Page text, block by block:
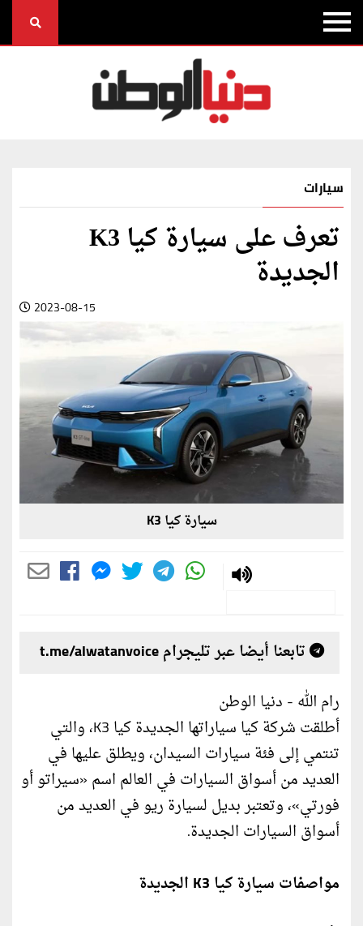
سيارات
تعرف على سيارة كيا K3
الجديدة
2023-08-15
سيارة كيا K3
تابعنا أيضا عبر تليجرام t.me/alwatanvoice
رام الله - دنيا الوطن
أطلقت شركة كيا سياراتها الجديدة كيا K3، والتي
تنتمي إلى فئة سيارات السيدان، ويطلق عليها في
العديد من أسواق السيارات في العالم اسم «سيراتو أو
فورتي»، وتعتبر بديل لسيارة ريو في العديد من
أسواق السيارات الجديدة.
مواصفات سيارة كيا K3 الجديدة